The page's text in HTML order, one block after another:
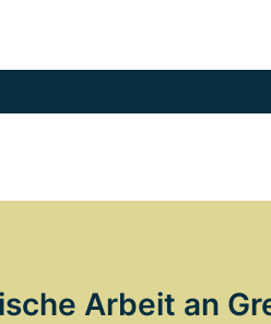
Arbeit an